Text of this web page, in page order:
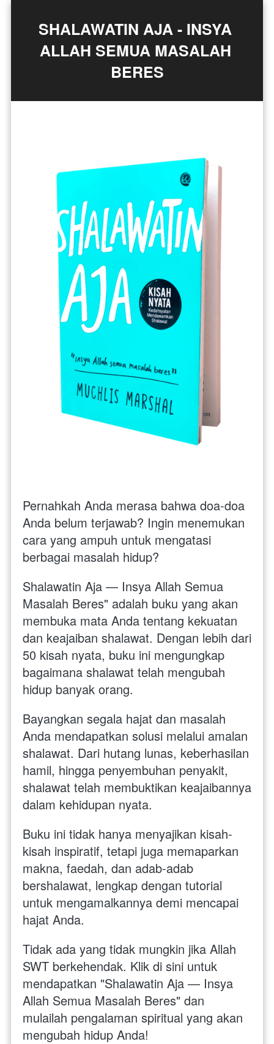
SHALAWATIN AJA - INSYA
ALLAH SEMUA MASALAH
BERES
Pernahkah Anda merasa bahwa doa-doa
Anda belum terjawab? Ingin menemukan
cara yang ampuh untuk mengatasi
berbagai masalah hidup?
Shalawatin Aja — Insya Allah Semua
Masalah Beres" adalah buku yang akan
membuka mata Anda tentang kekuatan
dan keajaiban shalawat. Dengan lebih dari
50 kisah nyata, buku ini mengungkap
bagaimana shalawat telah mengubah
hidup banyak orang.
Bayangkan segala hajat dan masalah
Anda mendapatkan solusi melalui amalan
shalawat. Dari hutang lunas, keberhasilan
hamil, hingga penyembuhan penyakit,
shalawat telah membuktikan keajaibannya
dalam kehidupan nyata.
Buku ini tidak hanya menyajikan kisah-
kisah inspiratif, tetapi juga memaparkan
makna, faedah, dan adab-adab
bershalawat, lengkap dengan tutorial
untuk mengamalkannya demi mencapai
hajat Anda.
Tidak ada yang tidak mungkin jika Allah
SWT berkehendak. Klik di sini untuk
mendapatkan "Shalawatin Aja — Insya
Allah Semua Masalah Beres" dan
mulailah pengalaman spiritual yang akan
mengubah hidup Anda!